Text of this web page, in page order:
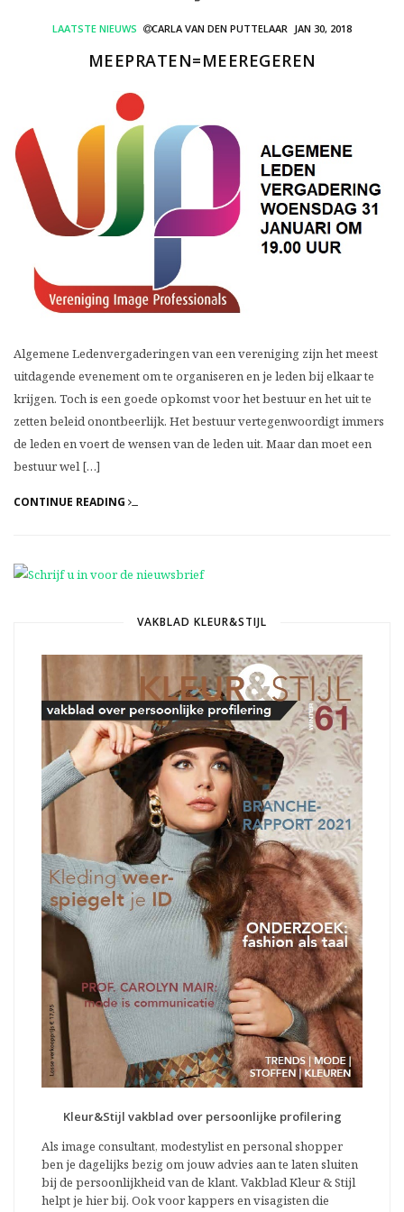
LAATSTE NIEUWS CARLA VAN DEN PUTTELAAR JAN 30, 2018
MEEPRATEN=MEEREGEREN
Algemene Ledenvergaderingen van een vereniging zijn het meest
uitdagende evenement om te organiseren en je leden bij elkaar te
krijgen. Toch is een goede opkomst voor het bestuur en het uit te
zetten beleid onontbeerlijk. Het bestuur vertegenwoordigt immers
de leden en voert de wensen van de leden uit. Maar dan moet een
bestuur wel […]
CONTINUE READING
VAKBLAD KLEUR&STIJL
Kleur&Stijl vakblad over persoonlijke profilering
Als image consultant, modestylist en personal shopper
ben je dagelijks bezig om jouw advies aan te laten sluiten
bij de persoonlijkheid van de klant. Vakblad Kleur & Stijl
helpt je hier bij. Ook voor kappers en visagisten die